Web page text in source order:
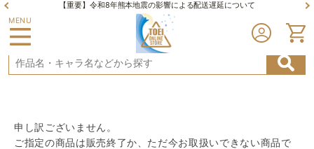
【重要】令和8年熊本地震の影響による配送遅延について
MENU
申し訳ございません。
ご指定の商品は販売終了か、ただ今お取扱いできない商品で